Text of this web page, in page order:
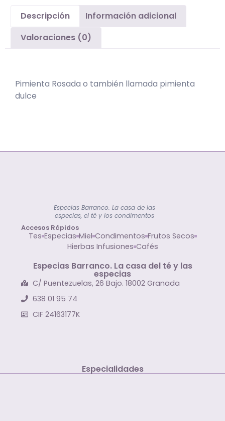
Descripción
Información adicional
Valoraciones (0)
Pimienta Rosada o también llamada pimienta
dulce
Especias Barranco. La casa de las
especias, el té y los condimentos
Accesos Rápidos
Tes Especias Miel Condimentos Frutos Secos
Hierbas Infusiones Cafés
Especias Barranco. La casa del té y las
especias
C/ Puentezuelas, 26 Bajo. 18002 Granada
638 01 95 74
CIF 24163177K
Especialidades